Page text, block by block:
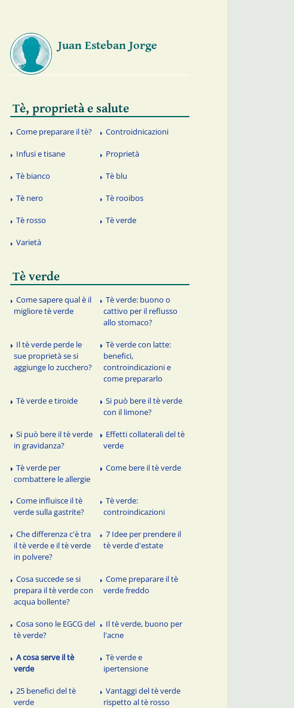
Juan Esteban Jorge
Tè, proprietà e salute
Come preparare il tè? Controidnicazioni
Infusi e tisane Proprietà
Tè bianco Tè blu
Tè nero Tè rooibos
Tè rosso Tè verde
Varietà
Tè verde
Come sapere qual è il
migliore tè verde
Tè verde: buono o
cattivo per il reflusso
allo stomaco?
Il tè verde perde le
sue proprietà se si
aggiunge lo zucchero?
Tè verde con latte:
benefici,
controindicazioni e
come prepararlo
Tè verde e tiroide
Si può bere il tè verde
con il limone?
Si può bere il tè verde
in gravidanza?
Effetti collaterali del tè
verde
Tè verde per
combattere le allergie
Come bere il tè verde
Come influisce il tè
verde sulla gastrite?
Tè verde:
controindicazioni
Che differenza c'è tra
il tè verde e il tè verde
in polvere?
7 Idee per prendere il
tè verde d'estate
Cosa succede se si
prepara il tè verde con
acqua bollente?
Come preparare il tè
verde freddo
Cosa sono le EGCG del
tè verde?
Il tè verde, buono per
l'acne
A cosa serve il tè
verde
Tè verde e
ipertensione
25 benefici del tè
verde
Vantaggi del tè verde
rispetto al tè rosso